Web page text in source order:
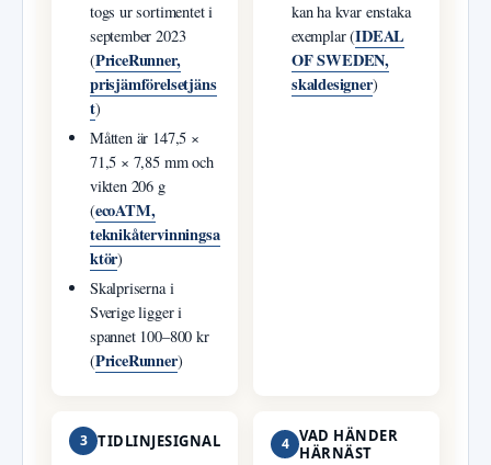
togs ur sortimentet i
september 2023
(PriceRunner,
prisjämförelsetjäns
t)
Måtten är 147,5 ×
71,5 × 7,85 mm och
vikten 206 g
(ecoATM,
teknikåtervinningsa
ktör)
Skalpriserna i
Sverige ligger i
spannet 100–800 kr
(PriceRunner)
kan ha kvar enstaka
exemplar (IDEAL
OF SWEDEN,
skaldesigner)
3 TIDLINJESIGNAL 4 VAD HÄNDER
HÄRNÄST